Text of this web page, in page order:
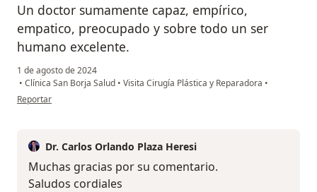
Un doctor sumamente capaz, empírico,
empatico, preocupado y sobre todo un ser
humano excelente.
1 de agosto de 2024
• Clínica San Borja Salud • Visita Cirugía Plástica y Reparadora •
en opinión del usuario Omar Castañeda
Reportar
Dr. Carlos Orlando Plaza Heresi
Muchas gracias por su comentario.
Saludos cordiales